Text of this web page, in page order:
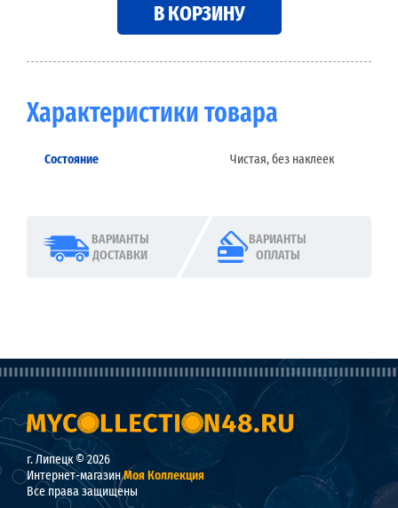
В КОРЗИНУ
Характеристики товара
Состояние Чистая, без наклеек
ВАРИАНТЫ
ДОСТАВКИ
ВАРИАНТЫ
ОПЛАТЫ
г. Липецк © 2026
Интернет-магазинМоя Коллекция
Все права защищены